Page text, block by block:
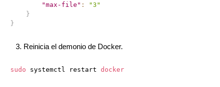
"max-file" :
"3"
}
}
Reinicia el demonio de Docker.
sudo systemctl restart docker